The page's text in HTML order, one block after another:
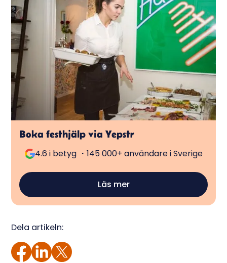
Boka festhjälp via Yepstr
4.6 i betyg ・145 000+ användare i Sverige
Läs mer
Dela artikeln: